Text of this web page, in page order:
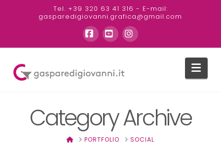
Tel. +39 320 63 41 316 - E-mail:
gasparedigiovanni.grafica@gmail.com
Facebook
YouTubeInstagram
Category Archive
HOMEPORTFOLIO SOCIAL